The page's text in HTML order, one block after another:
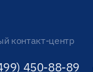
контакт-центр
450-88-89